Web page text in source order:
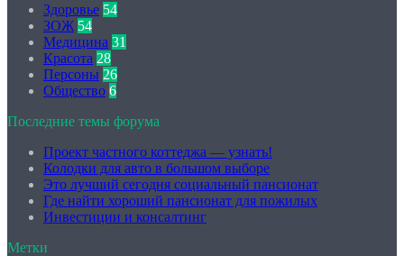
Здоровье 54
ЗОЖ 54
Медицина 31
Красота 28
Персоны 26
Общество 6
Последние темы форума
Проект частного коттеджа — узнать!
Колодки для авто в большом выборе
Это лучший сегодня социальный пансионат
Где найти хороший пансионат для пожилых
Инвестиции и консалтинг
Метки